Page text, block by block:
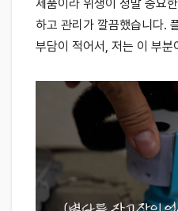
제품이라 위생이 정말 중요
하고 관리가 깔끔했습니다.
부담이 적어서, 저는 이 부